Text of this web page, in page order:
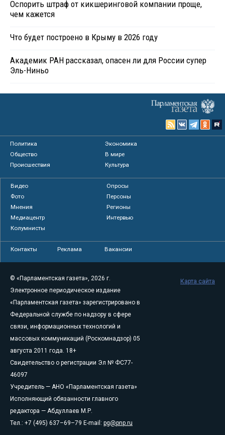
Оспорить штраф от кикшеринговой компании проще,
чем кажется
Что будет построено в Крыму в 2026 году
Академик РАН рассказал, опасен ли для России супер
Эль-Ниньо
Политика
Экономика
Общество
В мире
Происшествия
Культура
Видео
Опросы
Фото
Персоны
Мнения
Регионы
Медиацентр
Интервью
Колумнисты
Контакты Реклама Вакансии
© «Парламентская газета», 2026 г.
Электронное периодическое издание
«Парламентская газета» зарегистрировано в
Федеральной службе по надзору в сфере
связи, информационных технологий и
массовых коммуникаций (Роскомнадзор) 05
августа 2011 года. 18+
Свидетельство о регистрации Эл № ФС77-
46097
Учредитель — АНО «Парламентская газета»
Исполняющий обязанности главного
редактора — Абдуллаев М.Р.
Тел.: +7 (495) 637–69–79 E-mail: pg@pnp.ru
Карта сайта